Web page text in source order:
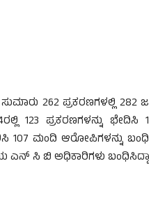
262 ಪ್ರಕರಣಗಳಲ್ಲಿ 282
123 ಪ್ರಕರಣಗಳನ್ನು
107 ಮಂದಿ ಆರೋಪಿಗಳನ್ನು
ಎನ್ ಸಿ ಬಿ ಅಧಿಕಾರಿಗಳು